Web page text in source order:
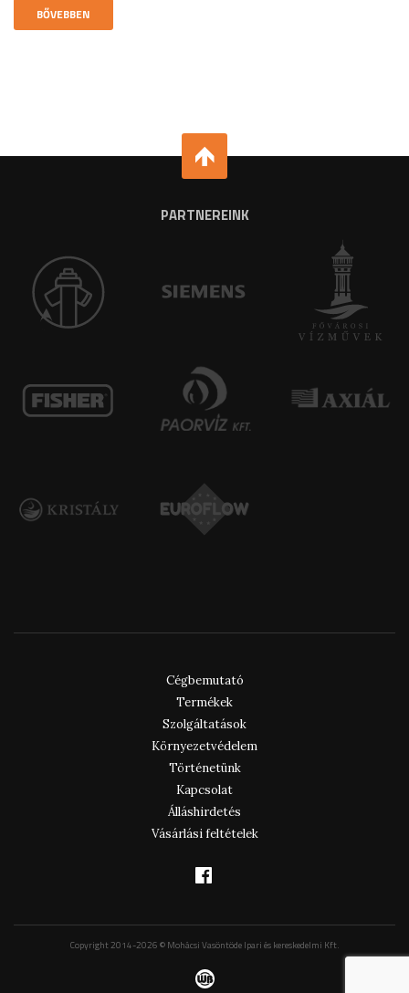
BŐVEBBEN
PARTNEREINK
Cégbemutató
Termékek
Szolgáltatások
Környezetvédelem
Történetünk
Kapcsolat
Álláshirdetés
Vásárlási feltételek
Copyright 2014-2026 © Mohácsi Vasöntöde Ipari és kereskedelmi Kft.